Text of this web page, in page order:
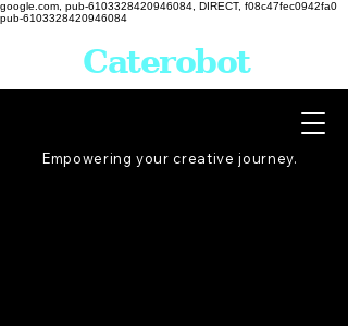
google.com, pub-6103328420946084, DIRECT, f08c47fec0942fa0
pub-6103328420946084
Empowering your creative journey.
Caterobot